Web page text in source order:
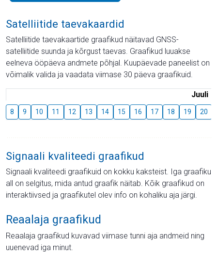
Satelliitide taevakaardid
Satelliitide taevakaartide graafikud näitavad GNSS-
satelliitide suunda ja kõrgust taevas. Graafikud luuakse
eelneva ööpäeva andmete põhjal. Kuupäevade paneelist on
võimalik valida ja vaadata viimase 30 päeva graafikuid.
Juuli
8 9 10 11 12 13 14 15 16 17 18 19 20
Signaali kvaliteedi graafikud
Signaali kvaliteedi graafikuid on kokku kaksteist. Iga graafiku
all on selgitus, mida antud graafik näitab. Kõik graafikud on
interaktiivsed ja graafikutel olev info on kohaliku aja järgi.
Reaalaja graafikud
Reaalaja graafikud kuvavad viimase tunni aja andmeid ning
uuenevad iga minut.